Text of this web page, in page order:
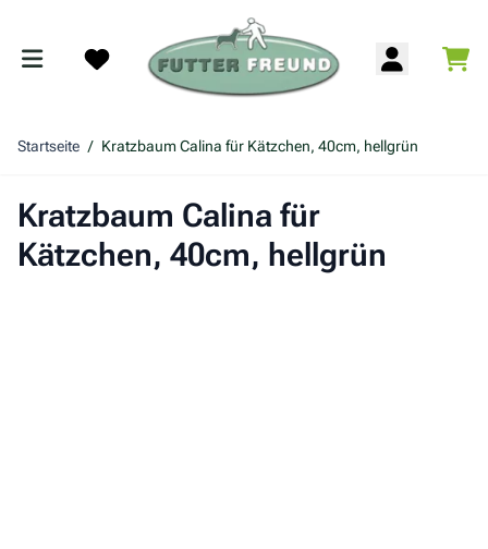
Startseite / Kratzbaum Calina für Kätzchen, 40cm, hellgrün
Kratzbaum Calina für
Kätzchen, 40cm, hellgrün